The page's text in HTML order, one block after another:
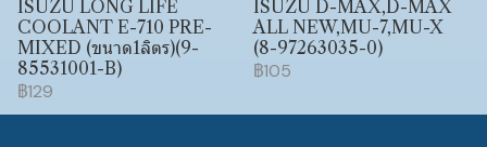
ISUZU LONG LIFE
COOLANT E-710 PRE-
MIXED (ขนาด1ลิตร)(9-
85531001-B)
฿129
ISUZU D-MAX,D-MAX
ALL NEW,MU-7,MU-X
(8-97263035-0)
฿105